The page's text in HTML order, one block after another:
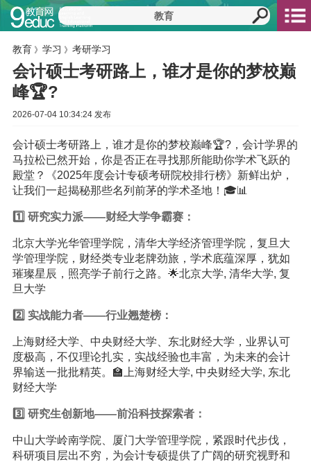
教育 》 学习 》 考研学习
会计硕士考研路上，谁才是你的梦校巅
峰🏆?
2026-07-04 10:34:24 发布
会计硕士考研路上，谁才是你的梦校巅峰🏆?，会计学界的
马拉松已然开始，你是否正在寻找那所能助你学术飞跃的
殿堂？《2025年度会计专硕考研院校排行榜》新鲜出炉，
让我们一起揭秘那些名列前茅的学术圣地！🎓📊
1️⃣ 研究实力派——财经大学争霸赛：
北京大学光华管理学院，清华大学经济管理学院，复旦大
学管理学院，财经类专业老牌劲旅，学术底蕴深厚，犹如
璀璨星辰，照亮学子前行之路。🌟北京大学, 清华大学, 复
旦大学
2️⃣ 实战能力者——行业翘楚榜：
上海财经大学、中央财经大学、东北财经大学，业界认可
度极高，不仅理论扎实，实战经验也丰富，为未来的会计
界输送一批批精英。🏫上海财经大学, 中央财经大学, 东北
财经大学
3️⃣ 研究生创新地——前沿科技探索者：
中山大学岭南学院、厦门大学管理学院，紧跟时代步伐，
科研项目层出不穷，为会计专硕提供了广阔的研究视野和